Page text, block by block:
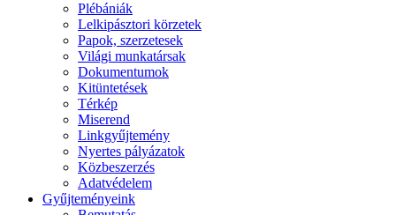
Plébániák
Lelkipásztori körzetek
Papok, szerzetesek
Világi munkatársak
Dokumentumok
Kitüntetések
Térkép
Miserend
Linkgyűjtemény
Nyertes pályázatok
Közbeszerzés
Adatvédelem
Gyűjteményeink